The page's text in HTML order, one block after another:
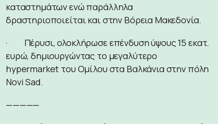
καταστημάτων ενώ παράλληλα
δραστηριοποιείται και στην Βόρεια Μακεδονία.
· Πέρυσι, ολοκλήρωσε επένδυση ύψους 15 εκατ.
ευρώ, δημιουργώντας το μεγαλύτερο
hypermarket του Ομίλου στα Βαλκάνια στην πόλη
Novi Sad.
—————